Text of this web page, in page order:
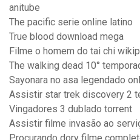
anitube
The pacific serie online latino
True blood download mega
Filme o homem do tai chi
The walking dead 10°
Sayonara no asa legendado
Assistir star trek discovery 2
Vingadores 3 dublado torrent
Assistir filme invasão ao